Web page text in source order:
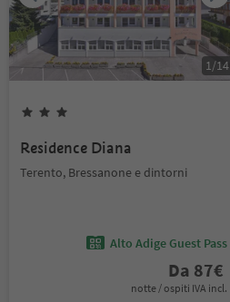
1/14
Residence Diana
Terento, Bressanone e dintorni
Alto Adige Guest Pass
Da 87€
notte / ospiti IVA incl.